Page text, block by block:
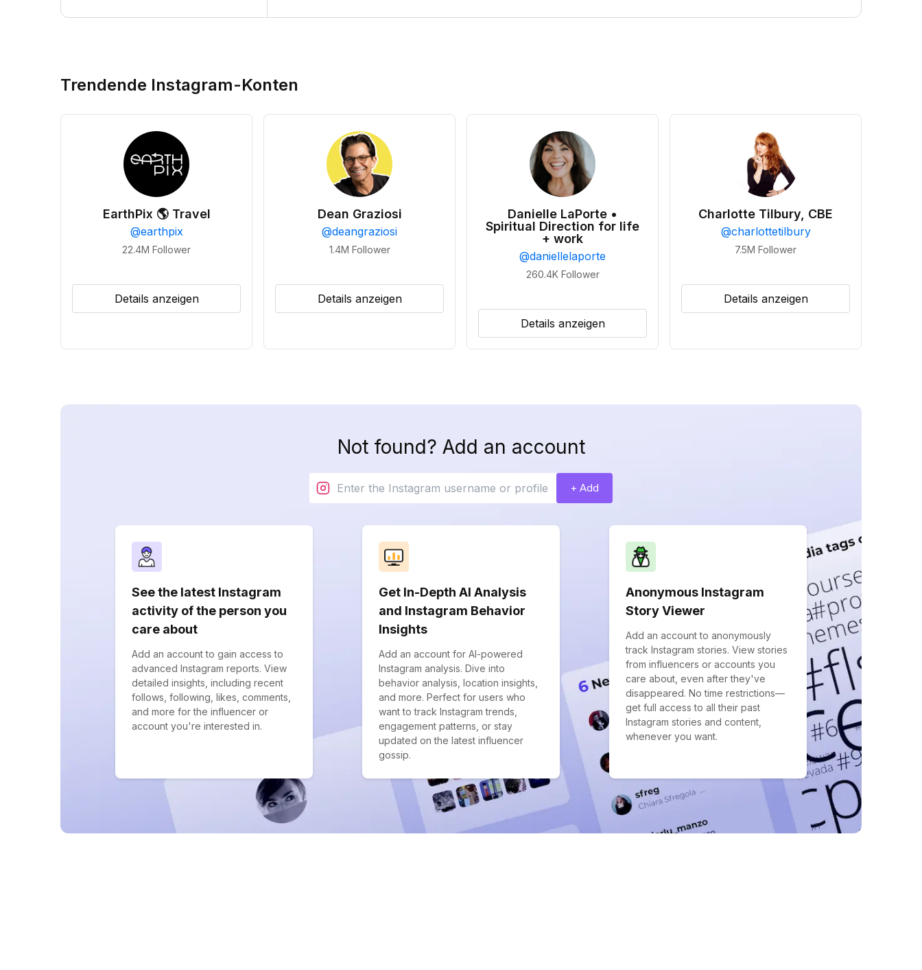
Trendende Instagram-Konten
EarthPix 🌎 Travel
@earthpix
22.4M Follower
Details anzeigen
Dean Graziosi
@deangraziosi
1.4M Follower
Details anzeigen
Danielle LaPorte •
Spiritual Direction for life
+ work
@daniellelaporte
260.4K Follower
Details anzeigen
Charlotte Tilbury, CBE
@charlottetilbury
7.5M Follower
Details anzeigen
Not found? Add an account
+ Add
See the latest Instagram
activity of the person you
care about
Add an account to gain access to
advanced Instagram reports. View
detailed insights, including recent
follows, following, likes, comments,
and more for the influencer or
account you're interested in.
Get In-Depth AI Analysis
and Instagram Behavior
Insights
Add an account for AI-powered
Instagram analysis. Dive into
behavior analysis, location insights,
and more. Perfect for users who
want to track Instagram trends,
engagement patterns, or stay
updated on the latest influencer
gossip.
Anonymous Instagram
Story Viewer
Add an account to anonymously
track Instagram stories. View stories
from influencers or accounts you
care about, even after they've
disappeared. No time restrictions—
get full access to all their past
Instagram stories and content,
whenever you want.